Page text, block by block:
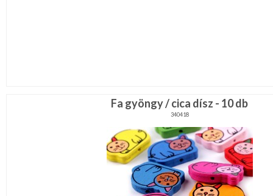
Fa gyöngy / cica dísz - 10 db
340418